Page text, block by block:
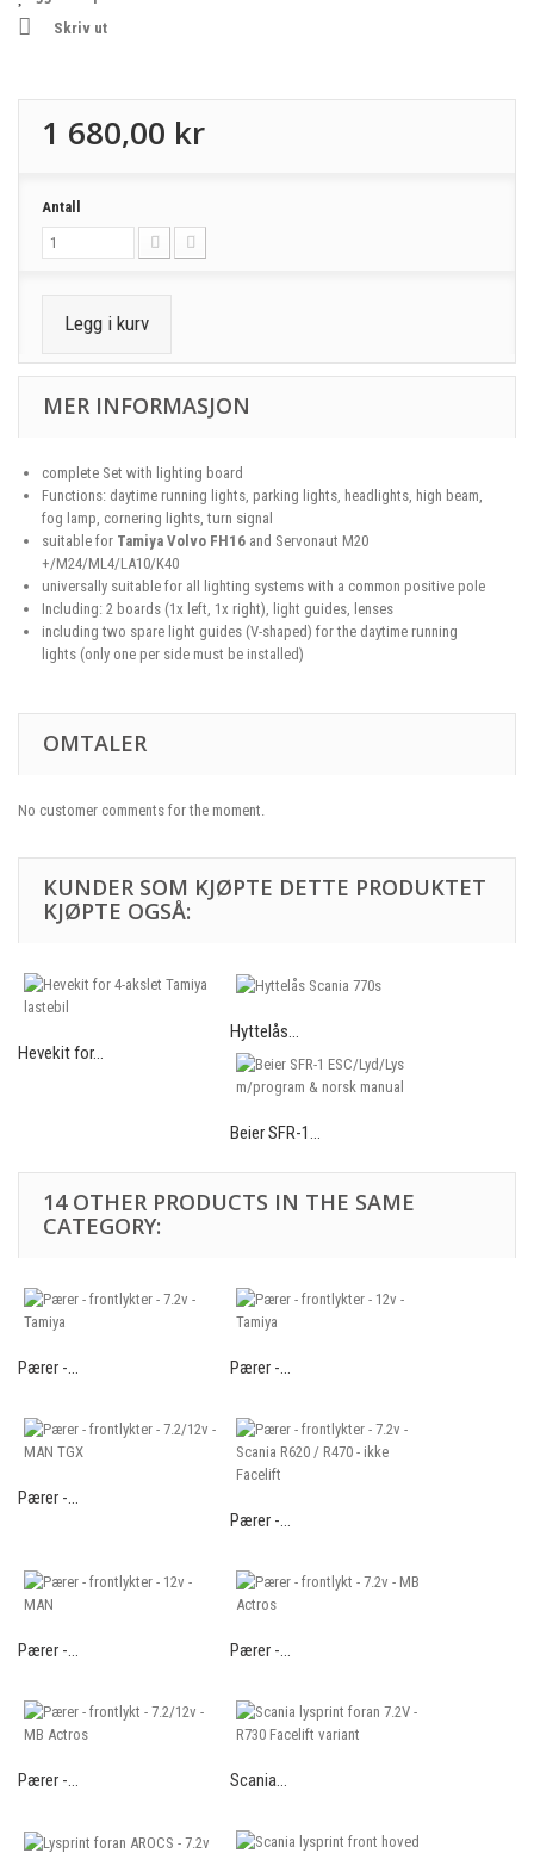
Skriv ut
1 680,00 kr
Antall
Legg i kurv
MER INFORMASJON
complete Set with lighting board
Functions: daytime running lights, parking lights, headlights, high beam,
fog lamp, cornering lights, turn signal
suitable for Tamiya Volvo FH16 and Servonaut M20
+/M24/ML4/LA10/K40
universally suitable for all lighting systems with a common positive pole
Including: 2 boards (1x left, 1x right), light guides, lenses
including two spare light guides (V-shaped) for the daytime running
lights (only one per side must be installed)
OMTALER
No customer comments for the moment.
KUNDER SOM KJØPTE DETTE PRODUKTET
KJØPTE OGSÅ:
Hevekit for...
Hyttelås...
Beier SFR-1...
14 OTHER PRODUCTS IN THE SAME
CATEGORY:
Pærer -... Pærer -...
Pærer -...
Pærer -...
Pærer -... Pærer -...
Pærer -... Scania...